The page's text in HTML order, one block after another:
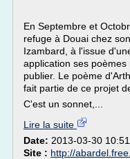
En Septembre et
refuge à Douai chez
Izambard, à l'issue
application ses
publier. Le poème
fait partie de ce projet
C'est un sonnet,...
Lire la suite
Date: 2013-03-30
Site : http://